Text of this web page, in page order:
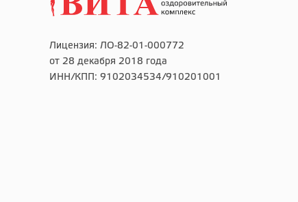
Лицензия: ЛО-82-01-000772
от 28 декабря 2018 года
ИНН/КПП: 9102034534/910201001